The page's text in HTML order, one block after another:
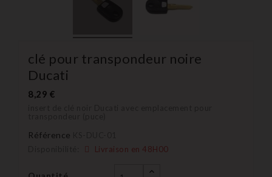
clé pour transpondeur noire
Ducati
8,29 €
Référence
Livraison en 48H00